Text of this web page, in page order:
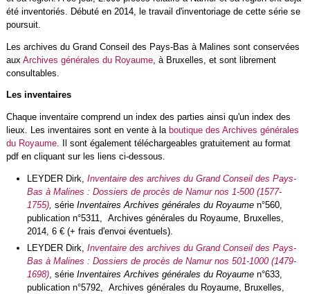
été inventoriés. Débuté en 2014, le travail d'inventoriage de cette série se
poursuit.
Les archives du Grand Conseil des Pays-Bas à Malines sont conservées
aux Archives générales du Royaume, à Bruxelles, et sont librement
consultables.
Les inventaires
Chaque inventaire comprend un index des parties ainsi qu'un index des
lieux. Les inventaires sont en vente à la boutique des Archives générales
du Royaume. Il sont également téléchargeables gratuitement au format
pdf en cliquant sur les liens ci-dessous.
LEYDER Dirk, Inventaire des archives du Grand Conseil des Pays-
Bas à Malines : Dossiers de procès de Namur nos 1-500 (1577-
1755), série Inventaires Archives générales du Royaume n°560,
publication n°5311, Archives générales du Royaume, Bruxelles,
2014, 6 € (+ frais d'envoi éventuels).
LEYDER Dirk, Inventaire des archives du Grand Conseil des Pays-
Bas à Malines : Dossiers de procès de Namur nos 501-1000 (1479-
1698), série Inventaires Archives générales du Royaume n°633,
publication n°5792, Archives générales du Royaume, Bruxelles,